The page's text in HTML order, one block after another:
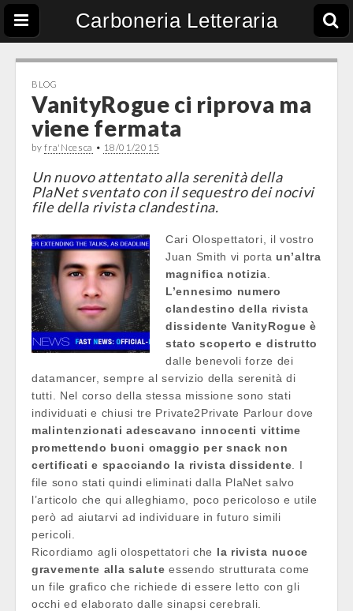
Carboneria Letteraria
BLOG
VanityRogue ci riprova ma
viene fermata
byfra'Ncesca • 18/01/2015
Un nuovo attentato alla serenità della
PlaNet sventato con il sequestro dei nocivi
file della rivista clandestina.
Cari Olospettatori, il vostro
Juan Smith vi porta un’altra
magnifica notizia
L’ennesimo numero
clandestino della rivista
dissidente VanityRogue è
stato scoperto e distrutto
dalle benevoli forze dei
datamancer, sempre al servizio della serenità di
tutti. Nel corso della stessa missione sono stati
individuati e chiusi tre Private2Private Parlour dove
malintenzionati adescavano innocenti vittime
promettendo buoni omaggio per snack non
certificati e spacciando la rivista dissidente . I
file sono stati quindi eliminati dalla PlaNet salvo
l’articolo che qui alleghiamo, poco pericoloso e utile
però ad aiutarvi ad individuare in futuro simili
pericoli.
Ricordiamo agli olospettatori che la rivista nuoce
gravemente alla salute essendo strutturata come
un file grafico che richiede di essere letto con gli
occhi ed elaborato dalle sinapsi cerebrali.